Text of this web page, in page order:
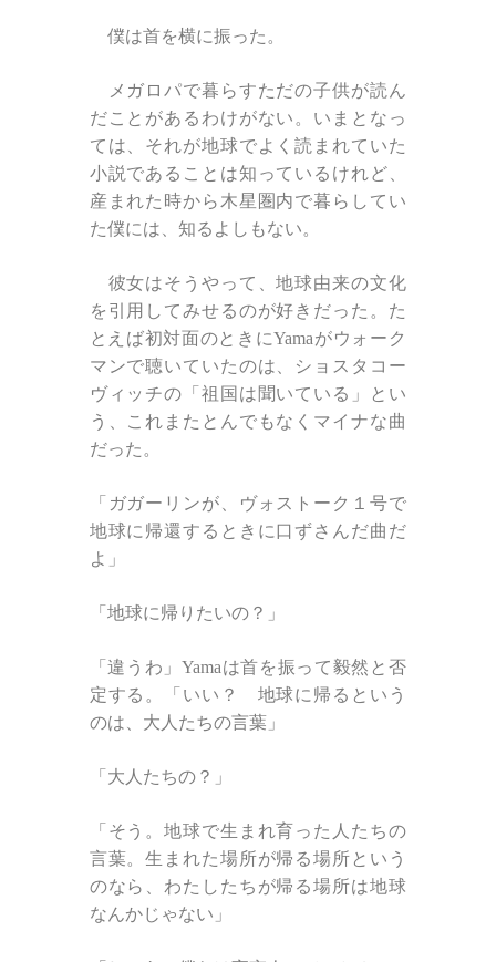
僕は首を横に振った。
メガロパで暮らすただの子供が読ん
だことがあるわけがない。いまとなっ
ては、それが地球でよく読まれていた
小説であることは知っているけれど、
産まれた時から木星圏内で暮らしてい
た僕には、知るよしもない。
彼女はそうやって、地球由来の文化
を引用してみせるのが好きだった。た
とえば初対面のときにYamaがウォーク
マンで聴いていたのは、ショスタコー
ヴィッチの「祖国は聞いている」とい
う、これまたとんでもなくマイナな曲
だった。
「ガガーリンが、ヴォストーク１号で
地球に帰還するときに口ずさんだ曲だ
よ」
「地球に帰りたいの？」
「違うわ」Yamaは首を振って毅然と否
定する。「いい？ 地球に帰るという
のは、大人たちの言葉」
「大人たちの？」
「そう。地球で生まれ育った人たちの
言葉。生まれた場所が帰る場所という
のなら、わたしたちが帰る場所は地球
なんかじゃない」